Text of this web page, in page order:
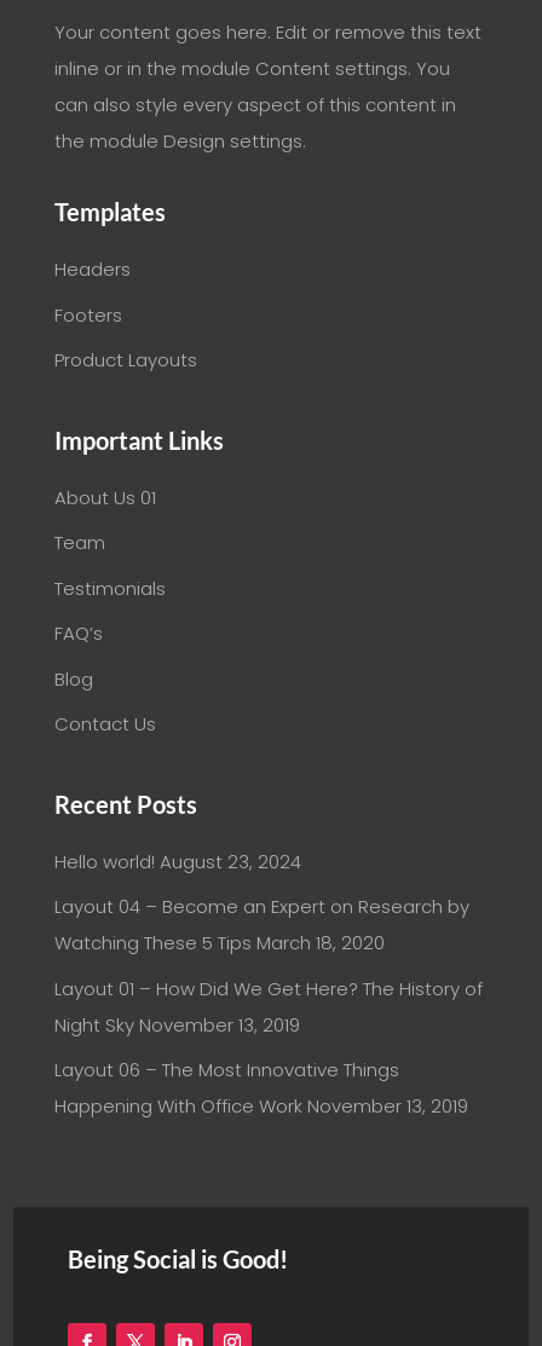
Your content goes here. Edit or remove this text
inline or in the module Content settings. You
can also style every aspect of this content in
the module Design settings.
Templates
Headers
Footers
Product Layouts
Important Links
About Us 01
Team
Testimonials
FAQ’s
Blog
Contact Us
Recent Posts
Hello world! August 23, 2024
Layout 04 – Become an Expert on Research by
Watching These 5 Tips March 18, 2020
Layout 01 – How Did We Get Here? The History of
Night Sky November 13, 2019
Layout 06 – The Most Innovative Things
Happening With Office Work November 13, 2019
Being Social is Good!